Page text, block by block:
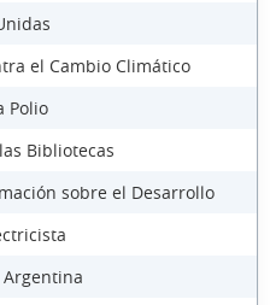
el Cambio Climático
Polio
Bibliotecas
sobre el Desarrollo